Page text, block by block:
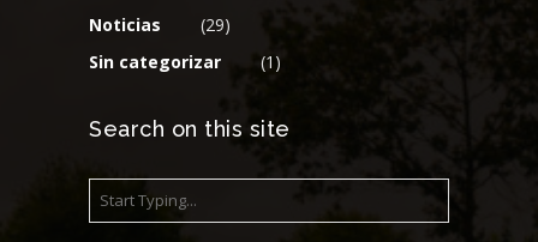
Noticias
(29)
Sin categorizar
(1)
Search on this site